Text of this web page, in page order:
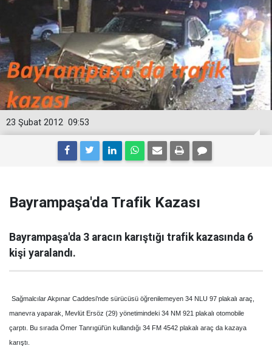
09:53
23 Şubat 2012
Bayrampaşa'da Trafik Kazası
Bayrampaşa'da 3 aracın karıştığı trafik kazasında 6
kişi yaralandı.
Sağmalcılar Akpınar Caddesi'nde sürücüsü öğrenilemeyen 34 NLU 97 plakalı araç,
manevra yaparak, Mevlüt Ersöz (29) yönetimindeki 34 NM 921 plakalı otomobile
çarptı. Bu sırada Ömer Tanrıgül'ün kullandığı 34 FM 4542 plakalı araç da kazaya
karıştı.